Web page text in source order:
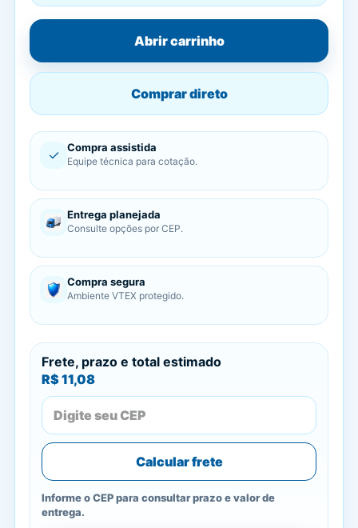
Abrir carrinho
Comprar direto
✓ Compra assistida
Equipe técnica para cotação.
Entrega planejada
Consulte opções por CEP.
Compra segura
Ambiente VTEX protegido.
Frete, prazo e total estimado
R$ 11,08
Calcular frete
Informe o CEP para consultar prazo e valor de
entrega.